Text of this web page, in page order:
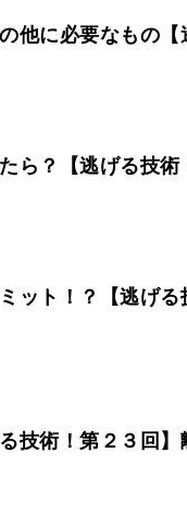
他に必要なもの
ら？【逃げる技
ット！？【逃げ
技術！第２３回